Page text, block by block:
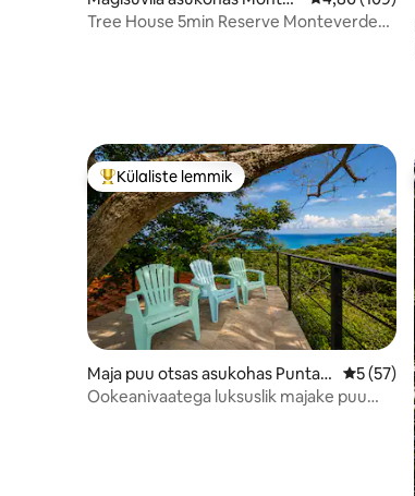
erde
Tree House 5min Reserve Monteverde
Külaliste suur lemmik
Külaliste lemmik
Maja puu otsas asukohas Puntar
enas
5 (57)
Ookeanivaatega luksuslik majake puu